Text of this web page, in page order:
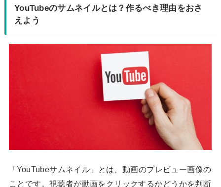
YouTubeのサムネイルとは？作るべき理由をおさ
えよう
「YouTubeサムネイル」とは、動画のプレビュー画像の
ことです。視聴者が動画をクリックするかどうかを判断